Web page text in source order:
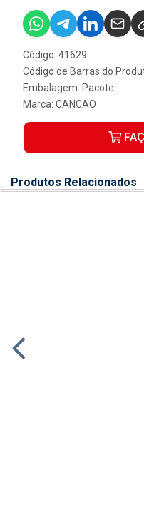
Código: 41629
Código de Barras do
Embalagem: Pacote
Marca: CANCAO
Produtos Relacionados